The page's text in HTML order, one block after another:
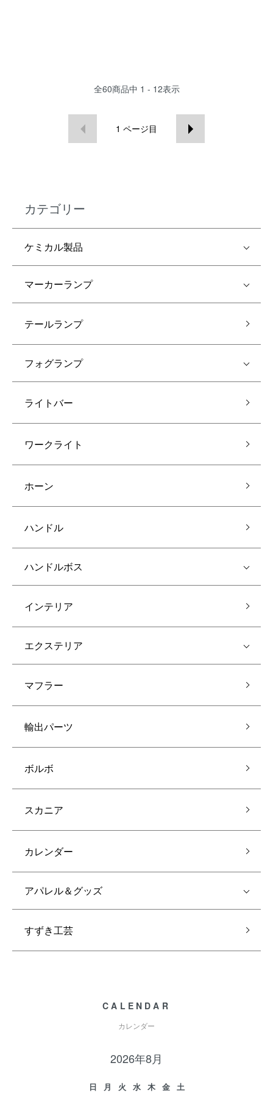
全60商品中 1 - 12表示
1 ページ目
カテゴリー
ケミカル製品
マーカーランプ
テールランプ
フォグランプ
ライトバー
ワークライト
ホーン
ハンドル
ハンドルボス
インテリア
エクステリア
マフラー
輸出パーツ
ボルボ
スカニア
カレンダー
アパレル＆グッズ
すずき工芸
CALENDAR
カレンダー
2026年8月
日 月 火 水 木 金
土